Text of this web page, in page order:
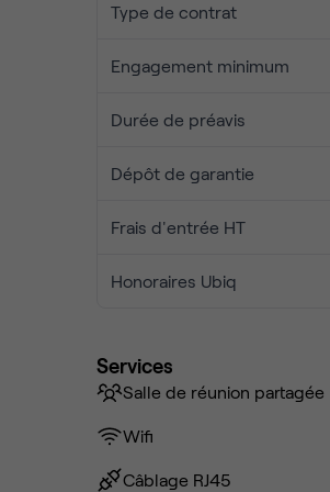
Type de contrat
Engagement minimum
Durée de préavis
Dépôt de garantie
Frais d'entrée HT
Honoraires Ubiq
Services
Salle de réunion partagée
Wifi
Câblage RJ45